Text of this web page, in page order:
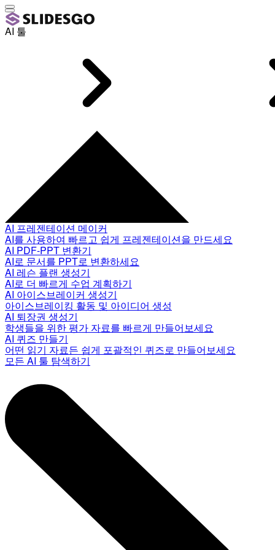
AI 툴
AI 프레젠테이션 메이커
AI를 사용하여 빠르고 쉽게 프레젠테이션을 만드세요
AI PDF-PPT 변환기
AI로 문서를 PPT로 변환하세요
AI 레슨 플랜 생성기
AI로 더 빠르게 수업 계획하기
AI 아이스브레이커 생성기
아이스브레이킹 활동 및 아이디어 생성
AI 퇴장권 생성기
학생들을 위한 평가 자료를 빠르게 만들어보세요
AI 퀴즈 만들기
어떤 읽기 자료든 쉽게 포괄적인 퀴즈로 만들어보세요
모든 AI 툴 탐색하기